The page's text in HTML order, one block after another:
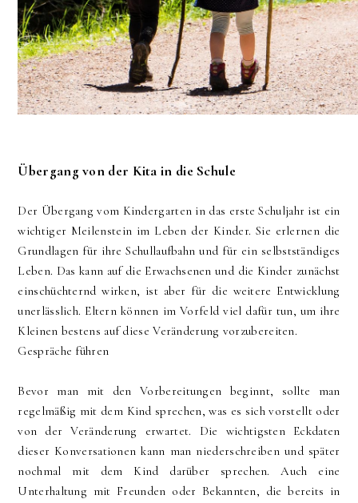
Übergang von der Kita in die Schule
Der Übergang vom Kindergarten in das erste Schuljahr ist ein
wichtiger Meilenstein im Leben der Kinder. Sie erlernen die
Grundlagen für ihre Schullaufbahn und für ein selbstständiges
Leben. Das kann auf die Erwachsenen und die Kinder zunächst
einschüchternd wirken, ist aber für die weitere Entwicklung
unerlässlich. Eltern können im Vorfeld viel dafür tun, um ihre
Kleinen bestens auf diese Veränderung vorzubereiten.
Gespräche führen
Bevor man mit den Vorbereitungen beginnt, sollte man
regelmäßig mit dem Kind sprechen, was es sich vorstellt oder
von der Veränderung erwartet. Die wichtigsten Eckdaten
dieser Konversationen kann man niederschreiben und später
nochmal mit dem Kind darüber sprechen. Auch eine
Unterhaltung mit Freunden oder Bekannten, die bereits in